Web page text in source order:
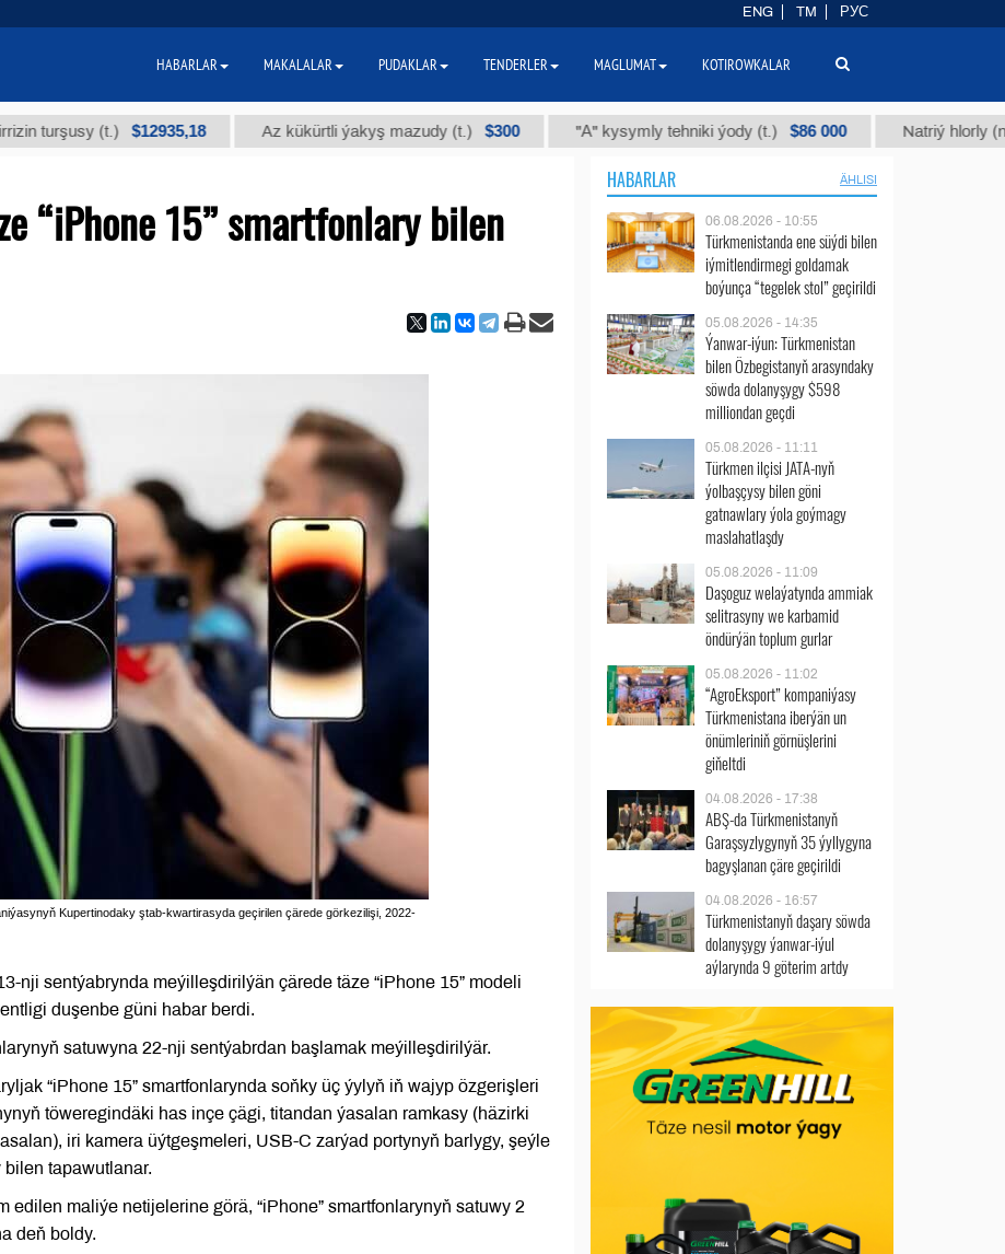
(t.) $12935,18 Az kükürtli ýakyş mazudy (t.) $300 "А" kysymly tehniki ýody (t.) $86 000 Natriý hlorly (nahar
“iPhone 15” smartfonlary bilen
Kupertinodaky ştab-kwartirasyda geçirilen çärede görkezilişi, 2022-
nji sentýabrynda meýilleşdirilýän çärede täze “iPhone 15” modeli
duşenbe güni habar berdi.
satuwyna 22-nji sentýabrdan başlamak meýilleşdirilýär.
“iPhone 15” smartfonlarynda soňky üç ýylyň iň wajyp özgerişleri
töweregindäki has inçe çägi, titandan ýasalan ramkasy (häzirki
iri kamera üýtgeşmeleri, USB-C zarýad portynyň barlygy, şeýle
tapawutlanar.
maliýe netijelerine görä, “iPhone” smartfonlarynyň satuwy 2
deň boldy.
HABARLAR ÄHLISI
06.08.2026 - 10:55
Türkmenistanda ene süýdi bilen
iýmitlendirmegi goldamak
boýunça “tegelek stol” geçirildi
05.08.2026 - 14:35
Ýanwar-iýun: Türkmenistan
bilen Özbegistanyň arasyndaky
söwda dolanyşygy $598
milliondan geçdi
05.08.2026 - 11:11
Türkmen ilçisi JATA-nyň
ýolbaşçysy bilen göni
gatnawlary ýola goýmagy
maslahatlaşdy
05.08.2026 - 11:09
Daşoguz welaýatynda ammiak
selitrasyny we karbamid
öndürýän toplum gurlar
05.08.2026 - 11:02
“AgroEksport” kompaniýasy
Türkmenistana iberýän un
önümleriniň görnüşlerini
giňeltdi
04.08.2026 - 17:38
ABŞ-da Türkmenistanyň
Garaşsyzlygynyň 35 ýyllygyna
bagyşlanan çäre geçirildi
04.08.2026 - 16:57
Türkmenistanyň daşary söwda
dolanyşygy ýanwar-iýul
aýlarynda 9 göterim artdy
ENG TM РУС
HABARLAR MAKALALAR PUDAKLAR TENDERLER MAGLUMAT KOTIROWKALAR